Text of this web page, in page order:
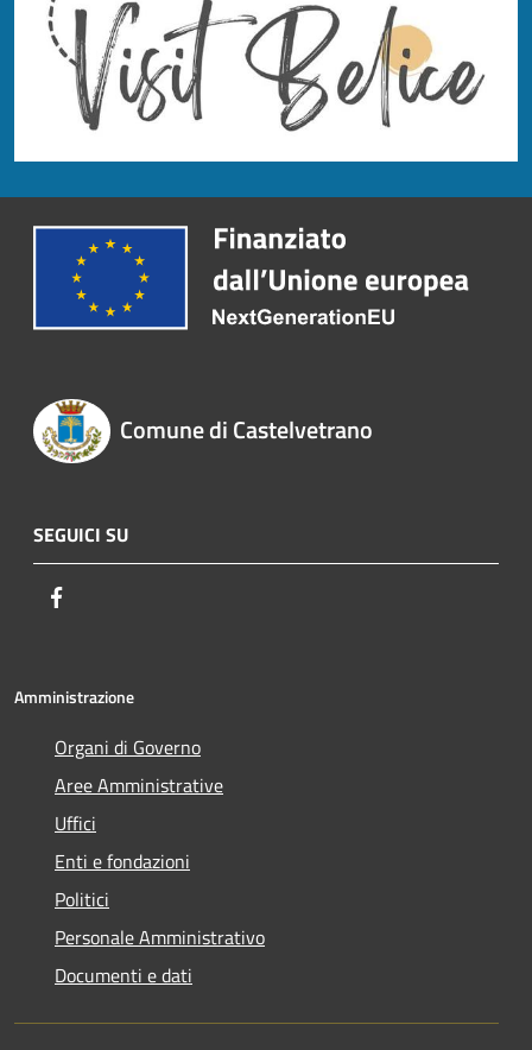
Comune di Castelvetrano
SEGUICI SU
Amministrazione
Organi di Governo
Aree Amministrative
Uffici
Enti e fondazioni
Politici
Personale Amministrativo
Documenti e dati